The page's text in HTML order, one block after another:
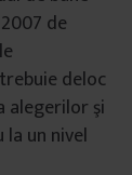
de
deloc
alegerilor şi
un nivel